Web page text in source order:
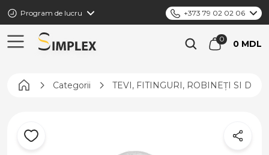
Program de lucru +373 79 02 02 06
0 MDL
Pagina principală
Categorii TEVI, FITINGURI, ROBINEȚI SI